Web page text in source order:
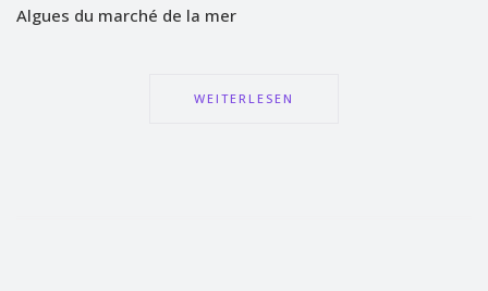
Algues du marché de la mer
WEITERLESEN